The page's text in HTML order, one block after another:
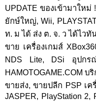
UPDATE ของเข้ามาใหม่
ยักษ์ใหญ่, Wii,
ท. ม ได้ ส่ง ต. จ. ว ได้ไวทั
ขาย เครื่องเกมส์
NDS Lite, DSi อุปกรณ์
HAMOTOGAME.COM
ขายส่ง, ขายปลีก PSP เค
JASPER, PlayStation 2,